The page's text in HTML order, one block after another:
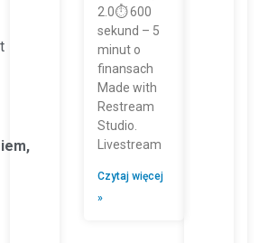
2.0⏱️ 600
sekund – 5
minut o
finansach
Made with
Restream
Studio.
Livestream
Czytaj więcej
»